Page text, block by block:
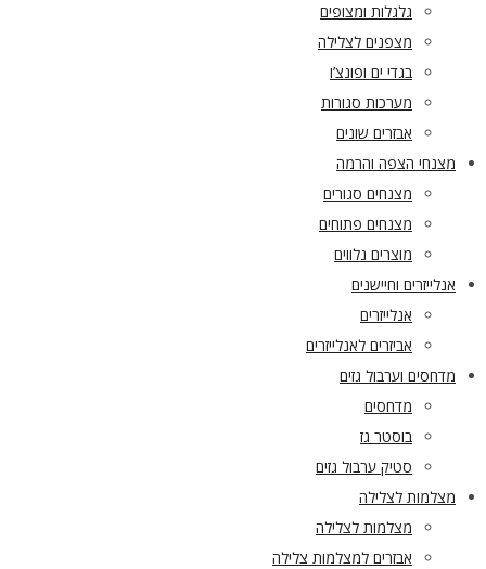
גלגלות ומצופים
מצפנים לצלילה
בגדי ים ופונצ’ו
מערכות סגורות
אבזרים שונים
מצנחי הצפה והרמה
מצנחים סגורים
מצנחים פתוחים
מוצרים נלווים
אנלייזרים וחיישנים
אנלייזרים
אביזרים לאנלייזרים
מדחסים וערבול גזים
מדחסים
בוסטר גז
סטיק ערבול גזים
מצלמות לצלילה
מצלמות לצלילה
אבזרים למצלמות צלילה